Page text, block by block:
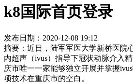
k8国际首页登录
发布日期：2020-12-08 19:12
摘要：近日，陆军军医大学新桥医院
内超声（ivus）指导下冠状动脉介入
庆市唯一一家能够独立开展并掌握
项技术在重庆市的空白。